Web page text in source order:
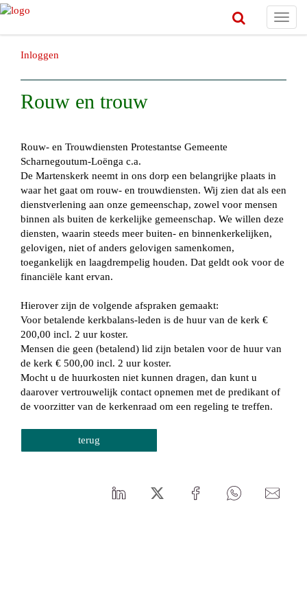
Inloggen
Rouw en trouw
Rouw- en Trouwdiensten Protestantse Gemeente
Scharnegoutum-Loënga c.a.
De Martenskerk neemt in ons dorp een belangrijke plaats in
waar het gaat om rouw- en trouwdiensten. Wij zien dat als een
dienstverlening aan onze gemeenschap, zowel voor mensen
binnen als buiten de kerkelijke gemeenschap. We willen deze
diensten, waarin steeds meer buiten- en binnenkerkelijken,
gelovigen, niet of anders gelovigen samenkomen,
toegankelijk en laagdrempelig houden. Dat geldt ook voor de
financiële kant ervan.
Hierover zijn de volgende afspraken gemaakt:
Voor betalende kerkbalans-leden is de huur van de kerk €
200,00 incl. 2 uur koster.
Mensen die geen (betalend) lid zijn betalen voor de huur van
de kerk € 500,00 incl. 2 uur koster.
Mocht u de huurkosten niet kunnen dragen, dan kunt u
daarover vertrouwelijk contact opnemen met de predikant of
de voorzitter van de kerkenraad om een regeling te treffen.
terug